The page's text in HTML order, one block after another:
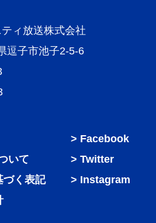
ィ放送株式会社
逗子市池子2-5-6
いて
づく表記
Facebook
Twitter
Instagram